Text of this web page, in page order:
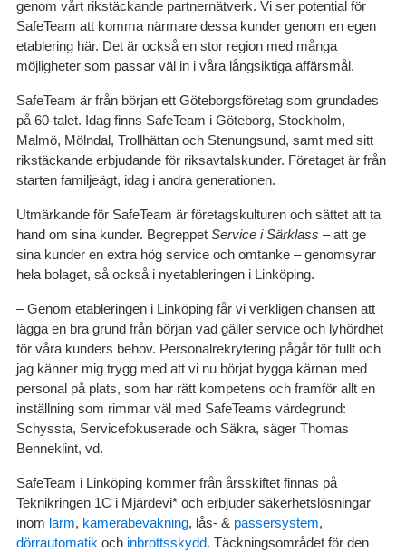
genom vårt rikstäckande partnernätverk. Vi ser potential för
SafeTeam att komma närmare dessa kunder genom en egen
etablering här. Det är också en stor region med många
möjligheter som passar väl in i våra långsiktiga affärsmål.
SafeTeam är från början ett Göteborgsföretag som grundades
på 60-talet. Idag finns SafeTeam i Göteborg, Stockholm,
Malmö, Mölndal, Trollhättan och Stenungsund, samt med sitt
rikstäckande erbjudande för riksavtalskunder. Företaget är från
starten familjeägt, idag i andra generationen.
Utmärkande för SafeTeam är företagskulturen och sättet att ta
hand om sina kunder. Begreppet Service i Särklass – att ge
sina kunder en extra hög service och omtanke – genomsyrar
hela bolaget, så också i nyetableringen i Linköping.
– Genom etableringen i Linköping får vi verkligen chansen att
lägga en bra grund från början vad gäller service och lyhördhet
för våra kunders behov. Personalrekrytering pågår för fullt och
jag känner mig trygg med att vi nu börjat bygga kärnan med
personal på plats, som har rätt kompetens och framför allt en
inställning som rimmar väl med SafeTeams värdegrund:
Schyssta, Servicefokuserade och Säkra, säger Thomas
Benneklint, vd.
SafeTeam i Linköping kommer från årsskiftet finnas på
Teknikringen 1C i Mjärdevi* och erbjuder säkerhetslösningar
inom larm, kamerabevakning, lås- & passersystem,
dörrautomatik och inbrottsskydd. Täckningsområdet för den